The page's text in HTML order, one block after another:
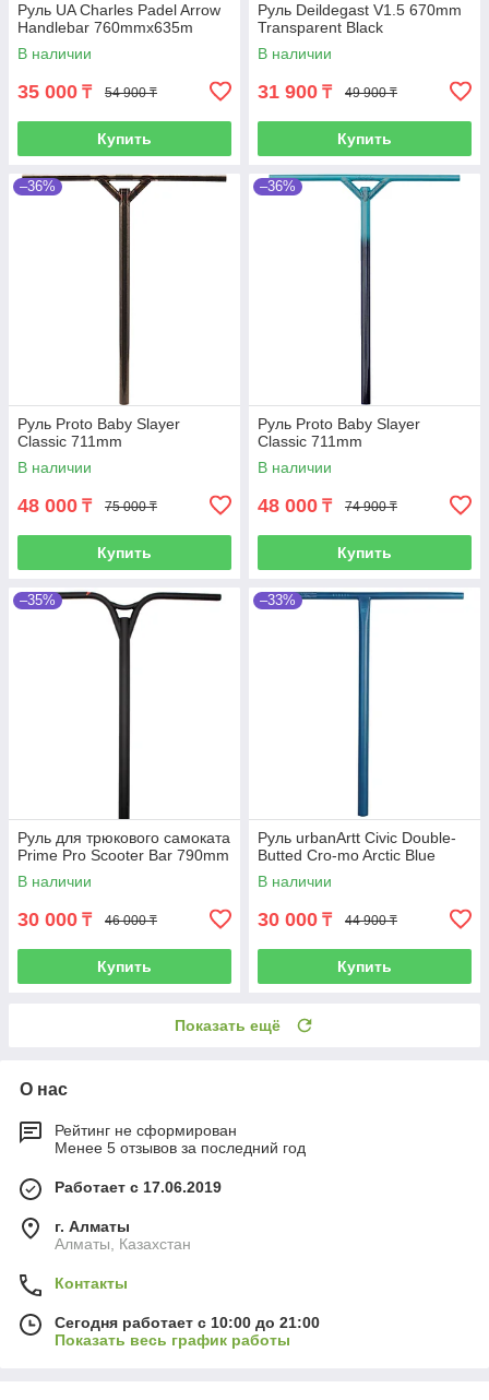
Руль UA Charles Padel Arrow
Handlebar 760mmx635m
В наличии
35 000 ₸ 54 900 ₸
Купить
Руль Deildegast V1.5 670mm
Transparent Black
В наличии
31 900 ₸ 49 900 ₸
Купить
–36%
Руль Proto Baby Slayer
Classic 711mm
В наличии
48 000 ₸ 75 000 ₸
Купить
–36%
Руль Proto Baby Slayer
Classic 711mm
В наличии
48 000 ₸ 74 900 ₸
Купить
–35%
Руль для трюкового самоката
Prime Pro Scooter Bar 790mm
В наличии
30 000 ₸ 46 000 ₸
Купить
–33%
Руль urbanArtt Civic Double-
Butted Cro-mo Arctic Blue
В наличии
30 000 ₸ 44 900 ₸
Купить
Показать ещё
О нас
Рейтинг не сформирован
Менее 5 отзывов за последний год
Работает с 17.06.2019
г. Алматы
Алматы, Казахстан
Контакты
Сегодня работает с 10:00 до 21:00
Показать весь график работы